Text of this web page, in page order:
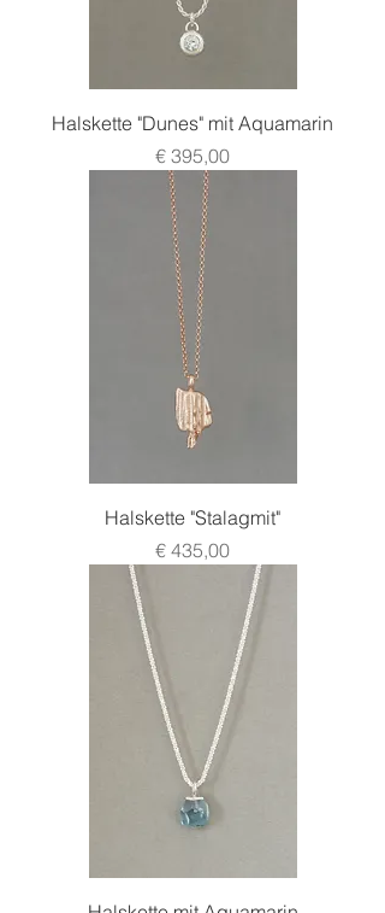
Halskette "Dunes" mit Aquamarin
Preis
€ 395,00
Halskette "Stalagmit"
Preis
€ 435,00